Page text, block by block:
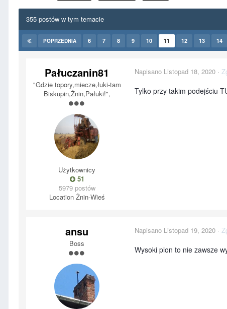
355 postów w tym temacie
POPRZEDNIA 6 7 8 9 10 11 12 13 14
Pałuczanin81
"Gdzie topory,miecze,łuki-tam
Biskupin,Żnin,Pałuki!",
Użytkownicy
51
5979 postów
LocationŻnin-Wieś
Napisano Listopad 18, 2020 ·
Tylko przy takim podejściu
ansu
Boss
Napisano Listopad 19, 2020 ·
Wysoki plon to nie zawsze